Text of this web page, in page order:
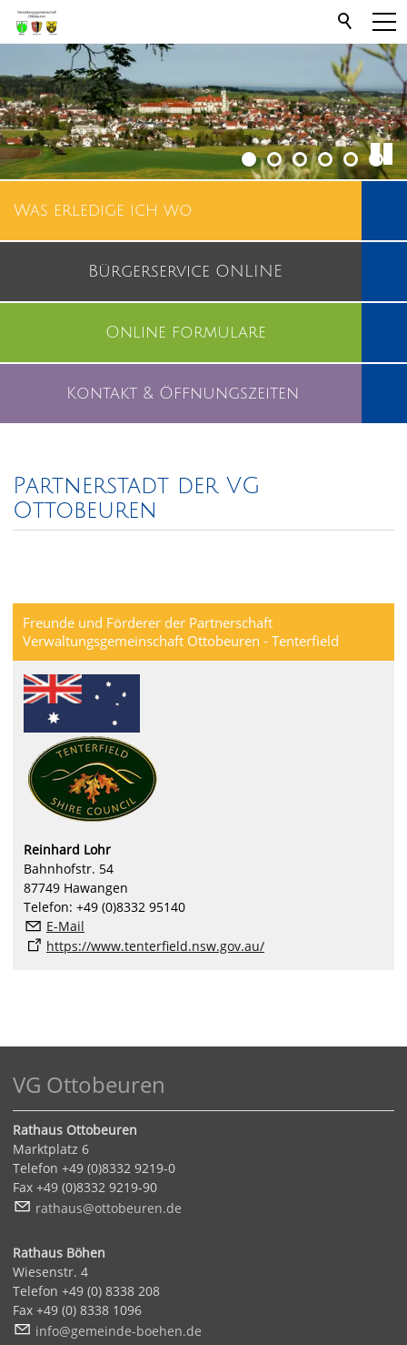
Was erledige ich wo
Bürgerservice ONLINE
Online formulare
Kontakt & Öffnungszeiten
Partnerstadt der VG
Ottobeuren
Freunde und Förderer der Partnerschaft
Verwaltungsgemeinschaft Ottobeuren - Tenterfield
Reinhard Lohr
Bahnhofstr. 54
87749 Hawangen
Telefon: +49 (0)8332 95140
E-Mail
https://www.tenterfield.nsw.gov.au/
VG Ottobeuren
Rathaus Ottobeuren
Marktplatz 6
Telefon +49 (0)8332 9219-0
Fax +49 (0)8332 9219-90
r th s tt b r n d
Rathaus Böhen
Wiesenstr. 4
Telefon +49 (0) 8338 208
Fax +49 (0) 8338 1096
nf
g m nd -b h n d